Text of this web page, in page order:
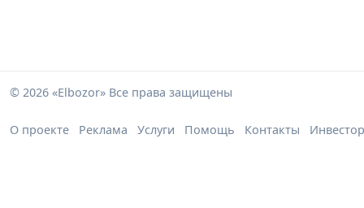
© 2026 «Elbozor» Все права защищены
О проекте Реклама Услуги Помощь Контакты